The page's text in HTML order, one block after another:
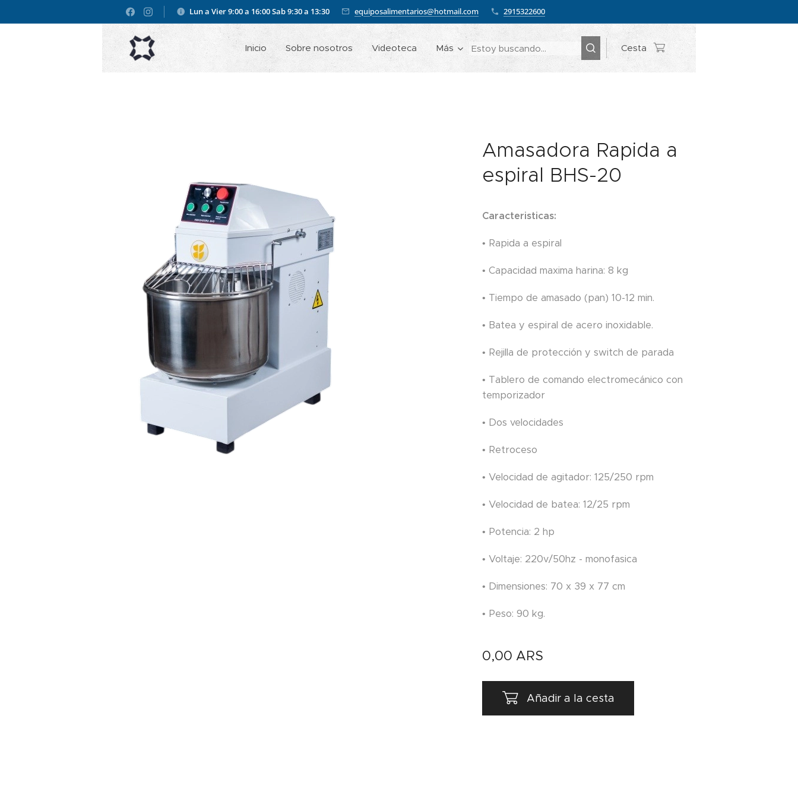
Lun a Vier 9:00 a 16:00Sab 9:30 a 13:30 equiposalimentarios@hotmail.com 2915322600
Inicio Sobre nosotros Videoteca Más Cesta
Amasadora Rapida a
espiral BHS-20
Caracteristicas:
• Rapida a espiral
• Capacidad maxima harina: 8 kg
• Tiempo de amasado (pan) 10-12 min.
• Batea y espiral de acero inoxidable.
• Rejilla de protección y switch de parada
• Tablero de comando electromecánico con
temporizador
• Dos velocidades
• Retroceso
• Velocidad de agitador: 125/250 rpm
• Velocidad de batea: 12/25 rpm
• Potencia: 2 hp
• Voltaje: 220v/50hz - monofasica
• Dimensiones: 70 x 39 x 77 cm
• Peso: 90 kg.
0,00 ARS
Añadir a la cesta